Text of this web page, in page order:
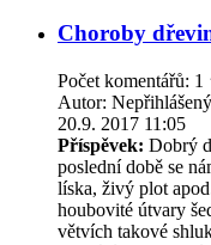
Choroby
Počet komentářů: 1
Autor:
20.9. 2017 11:05
Příspěvek: Dobrý
poslední době se
líska, živý plot
houbovité útvary
větvích takové